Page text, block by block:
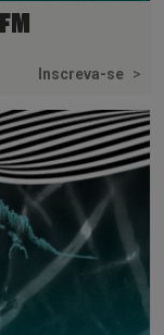
Inscreva-se >